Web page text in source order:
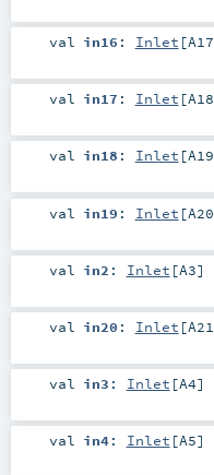
val in16 : Inlet [A17
val in17 : Inlet [A18
val in18 : Inlet [A19
val in19 : Inlet [A20
val in2 : Inlet [A3]
val in20 : Inlet [A21
val in3 : Inlet [A4]
val in4: Inlet [A5]